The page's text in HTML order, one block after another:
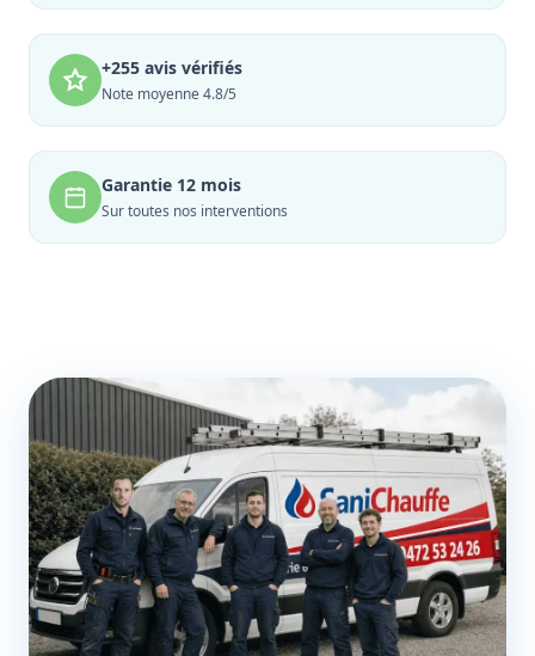
+255 avis vérifiés
Note moyenne 4.8/5
Garantie 12 mois
Sur toutes nos interventions